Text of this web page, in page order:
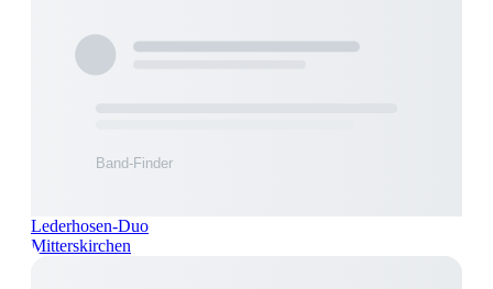
Lederhosen-Duo
Mitterskirchen